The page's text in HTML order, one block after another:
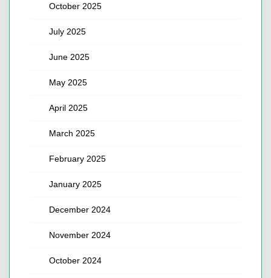
October 2025
July 2025
June 2025
May 2025
April 2025
March 2025
February 2025
January 2025
December 2024
November 2024
October 2024